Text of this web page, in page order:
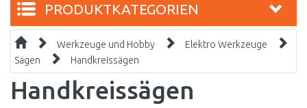
PRODUKTKATEGORIEN
Werkzeuge und Hobby
Elektro Werkzeuge
Sägen
Handkreissägen
Handkreissägen